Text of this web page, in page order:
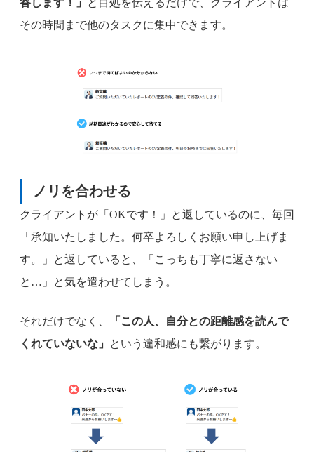
答します！」
と目処を伝えるだけで、クライアントは
その時間まで他のタスクに集中できます。
ノリを合わせる
クライアントが「OKです！」と返しているのに、毎回
「承知いたしました。何卒よろしくお願い申し上げま
す。」と返していると、「こっちも丁寧に返さない
と…」と気を遣わせてしまう。
それだけでなく、
「この人、自分との距離感を読んで
くれていないな」
という違和感にも繋がります。